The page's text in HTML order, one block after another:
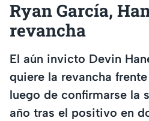
Ryan García,
revancha
El aún invicto Devin
quiere la revancha
luego de confirmarse la
año tras el positivo en